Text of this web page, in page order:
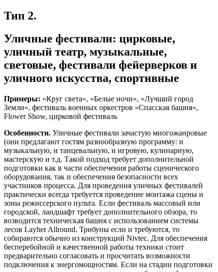
Тип 2.
Уличные фестивали: цирковые,
уличный театр, музыкальные,
световые, фестивали фейерверков и
уличного искусства, спортивные
Примеры: «Круг света», «Белые ночи», «Лучший город
Земли», фестиваль военных оркестров «Спасская башня»,
Flower Show, цирковой фестиваль
Особенности. Уличные фестивали зачастую многожанровые
(они предлагают гостям разнообразную программу: и
музыкальную, и танцевальную, и игровую, кулинарную,
мастерскую и т.д. Такой подход требует дополнительной
подготовки как в части обеспечения работы сценического
оборудования, так и обеспечения безопасности всех
участников процесса. Для проведения уличных фестивалей
практически всегда требуется проведение монтажа сцены и
зоны режиссерского пульта. Если фестиваль массовый или
городской, ландшафт требует дополнительного обзора, то
возводится техническая башня с использованием системы
лесов Layher Allround. Трибуны если и требуются, то
собираются обычно из конструкций Nivtec. Для обеспечения
бесперебойной и качественной работы техники стоит
предварительно согласовать и просчитать возможности
подключения к энергомощностям. Если на стадии подготовки